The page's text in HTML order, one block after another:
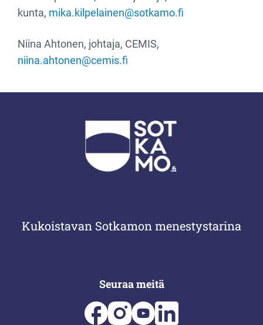
kunta, mika.kilpelainen@sotkamo.fi
Niina Ahtonen, johtaja, CEMIS,
niina.ahtonen@cemis.fi
Kukoistavan Sotkamon menestystarina
Seuraa meitä